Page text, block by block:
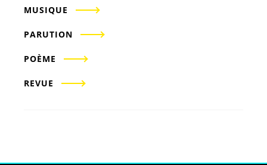
MUSIQUE
PARUTION
POÈME
REVUE